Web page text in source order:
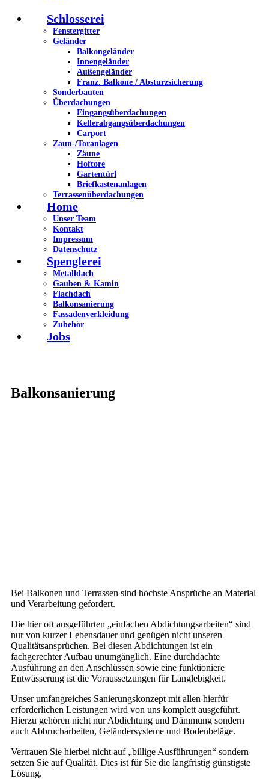
Schlosserei
Fenstergitter
Geländer
Balkongeländer
Innengeländer
Außengeländer
Franz. Balkone / Absturzsicherung
Sonderbauten
Überdachungen
Eingangsüberdachungen
Kellerabgangsüberdachungen
Carport
Zaun-/Toranlagen
Zäune
Hoftore
Gartentürl
Briefkastenanlagen
Terrassenüberdachungen
Home
Unser Team
Kontakt
Impressum
Datenschutz
Spenglerei
Metalldach
Gauben & Kamin
Flachdach
Balkonsanierung
Fassadenverkleidung
Zubehör
Jobs
Balkonsanierung
Bei Balkonen und Terrassen sind höchste Ansprüche an Material
und Verarbeitung gefordert.
Die hier oft ausgeführten „einfachen Abdichtungsarbeiten“ sind
nur von kurzer Lebensdauer und genügen nicht unseren
Qualitätsansprüchen. Bei diesen Abdichtungen ist ein
fachgerechter Aufbau unumgänglich. Eine durchdachte
Ausführung an den Anschlüssen sowie eine funktioniere
Entwässerung ist die Voraussetzungen für Langlebigkeit.
Unser umfangreiches Sanierungskonzept mit allen hierfür
erforderlichen Leistungen wird von uns komplett ausgeführt.
Hierzu gehören nicht nur Abdichtung und Dämmung sondern
auch Abbrucharbeiten, Geländersysteme und Bodenbeläge.
Vertrauen Sie hierbei nicht auf „billige Ausführungen“ sondern
setzen Sie auf Qualität. Dies ist für Sie die langfristig günstigste
Lösung.